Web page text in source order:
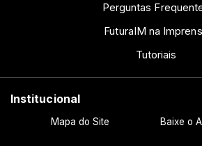
Perguntas
FuturaIM na
Tutoriais
Institucional
Mapa do Site Baixe o